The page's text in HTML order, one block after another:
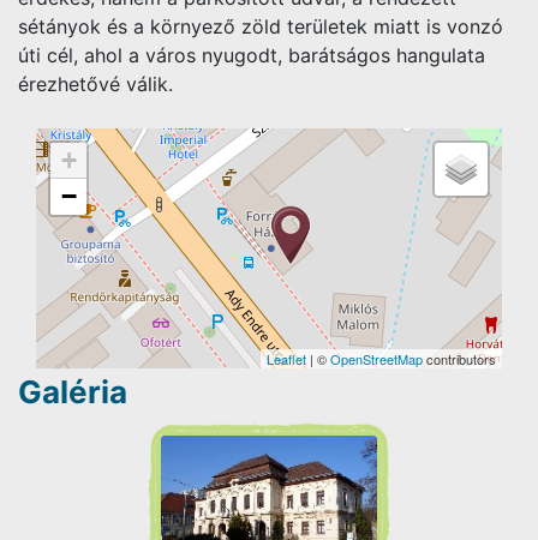
sétányok és a környező zöld területek miatt is vonzó
úti cél, ahol a város nyugodt, barátságos hangulata
érezhetővé válik.
+
−
Leaflet | ©OpenStreetMapcontributors
Galéria